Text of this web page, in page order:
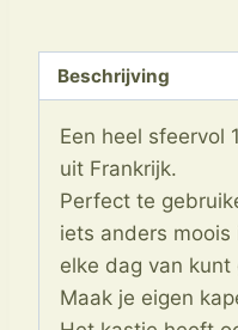
(gereserveerd)
aantal
Beschrijving
Een heel sfeervol
uit Frankrijk.
Perfect te
iets anders
elke dag van kunt
Maak je eigen